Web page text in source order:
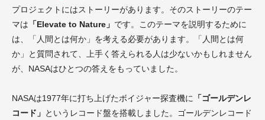
プロジェクトにはストーリーがあります。そのストーリーのテー
マは 「Elevate to Nature」 です。このテーマを説明するために
は、「人間とは何か」を考える必要があります。「人間とは何
か」と質問されて、上手く答えられる人は少ないかもしれません
が、NASAはひとつの答えをもっていました。
NASAは1977年に打ち上げたボイジャー探査機に
「ゴールデンレ
コード」 というレコード盤を搭載しました。ゴールデンレコード